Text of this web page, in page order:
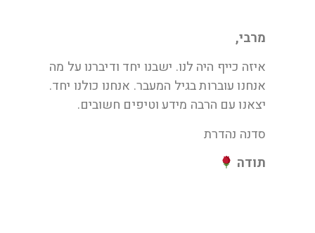
מרבי,
איזה כייף היה לנו. ישבנו יחד ודיברנו על מה
אנחנו עוברות בגיל המעבר. אנחנו כולנו יחד.
יצאנו עם הרבה מידע וטיפים חשובים.
סדנה נהדרת
תודה